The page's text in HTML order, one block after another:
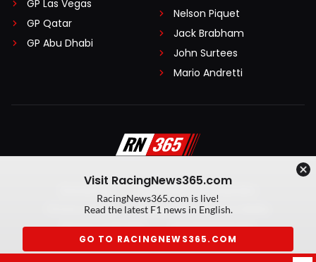
GP Las Vegas
GP Qatar
GP Abu Dhabi
Nelson Piquet
Jack Brabham
John Surtees
Mario Andretti
Algemene voorwaarden
Privacy Policy
Created by On Your Marks
Privacy manager
Kansspeluitingen
Visit RacingNews365.com
RacingNews365.com is live!
Read the latest F1 news in English.
GO TO RACINGNEWS365.COM